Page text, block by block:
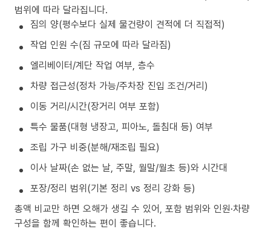
범위에 따라 달라집니다.
짐의 양(평수보다 실제 물건량이 견적에 더 직접적)
작업 인원 수(짐 규모에 따라 달라짐)
엘리베이터/계단 작업 여부, 층수
차량 접근성(정차 가능/주차장 진입 조건/거리)
이동 거리/시간(장거리 여부 포함)
특수 물품(대형 냉장고, 피아노, 돌침대 등) 여부
조립 가구 비중(분해/재조립 필요)
이사 날짜(손 없는 날, 주말, 월말/월초 등)와 시간대
포장/정리 범위(기본 정리 vs 정리 강화 등)
총액 비교만 하면 오해가 생길 수 있어, 포함 범위와 인원·차량
구성을 함께 확인하는 편이 좋습니다.